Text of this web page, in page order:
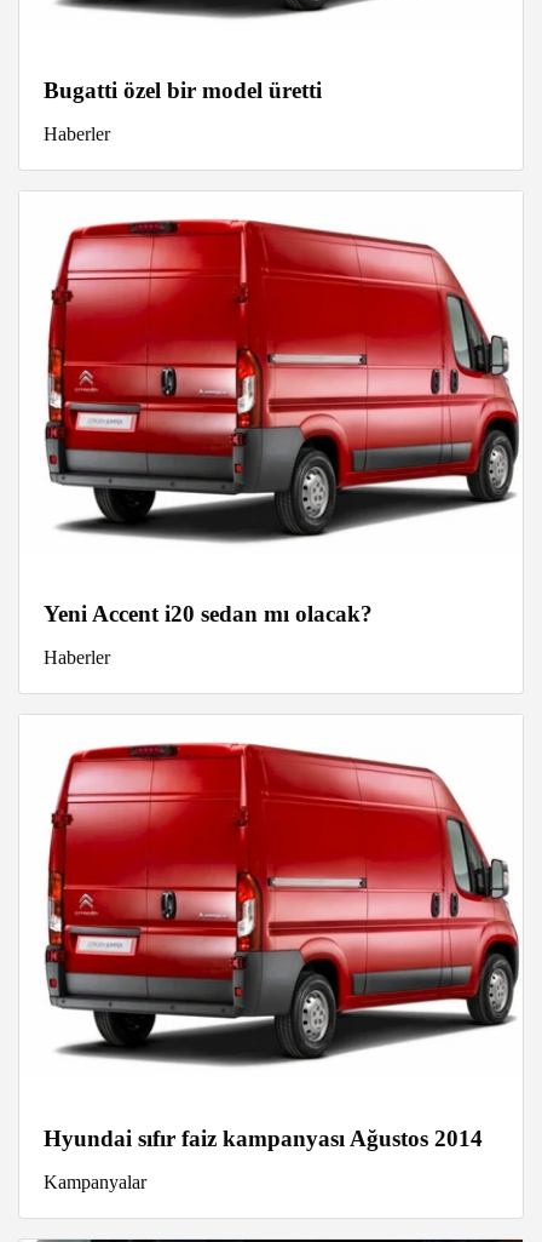
Bugatti özel bir model üretti
Haberler
Yeni Accent i20 sedan mı olacak?
Haberler
Hyundai sıfır faiz kampanyası Ağustos 2014
Kampanyalar